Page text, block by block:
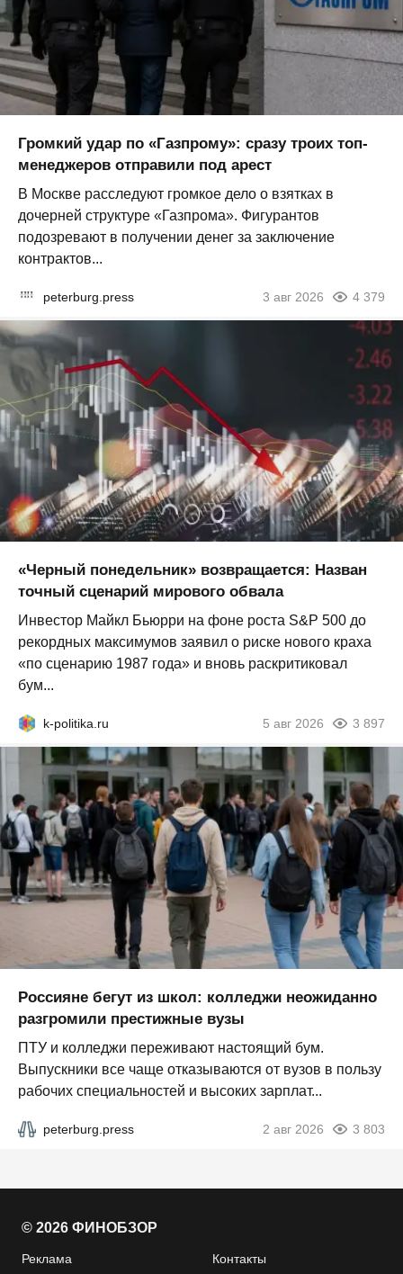
Громкий удар по «Газпрому»: сразу троих топ-
менеджеров отправили под арест
В Москве расследуют громкое дело о взятках в
дочерней структуре «Газпрома». Фигурантов
подозревают в получении денег за заключение
контрактов...
peterburg.press 3 авг 2026 4 379
«Черный понедельник» возвращается: Назван
точный сценарий мирового обвала
Инвестор Майкл Бьюрри на фоне роста S&P 500 до
рекордных максимумов заявил о риске нового краха
«по сценарию 1987 года» и вновь раскритиковал
бум...
k-politika.ru 5 авг 2026 3 897
Россияне бегут из школ: колледжи неожиданно
разгромили престижные вузы
ПТУ и колледжи переживают настоящий бум.
Выпускники все чаще отказываются от вузов в пользу
рабочих специальностей и высоких зарплат...
peterburg.press 2 авг 2026 3 803
© 2026 ФИНОБЗОР
Реклама Контакты